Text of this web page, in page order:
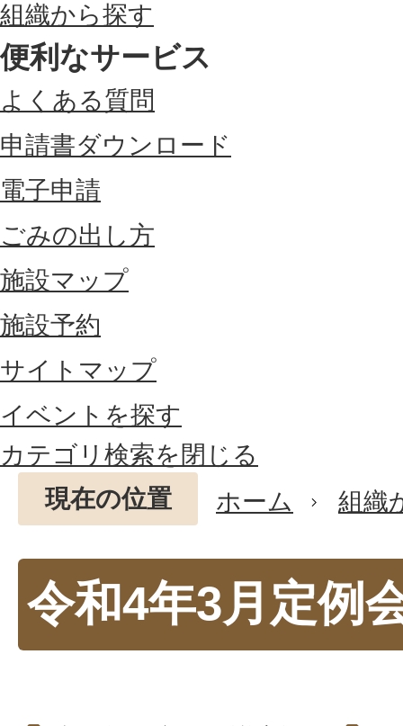
組織から探す
便利なサービス
よくある質問
申請書ダウンロード
電子申請
ごみの出し方
施設マップ
施設予約
サイトマップ
イベントを探す
カテゴリ検索を閉じる
現在の位置
ホーム 組織
令和4年3月定例